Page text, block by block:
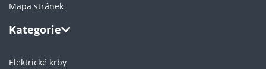
Mapa stránek
Kategorie
Elektrické krby